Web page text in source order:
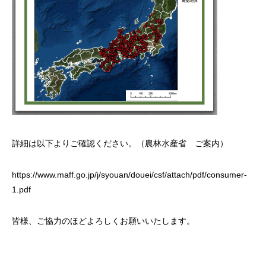
詳細は以下よりご確認ください。（農林水産省 ご案内）
https://www.maff.go.jp/j/syouan/douei/csf/attach/pdf/consumer-
1.pdf
皆様、ご協力のほどよろしくお願いいたします。